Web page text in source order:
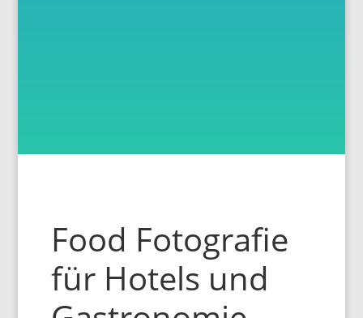
Food Fotografie
für Hotels und